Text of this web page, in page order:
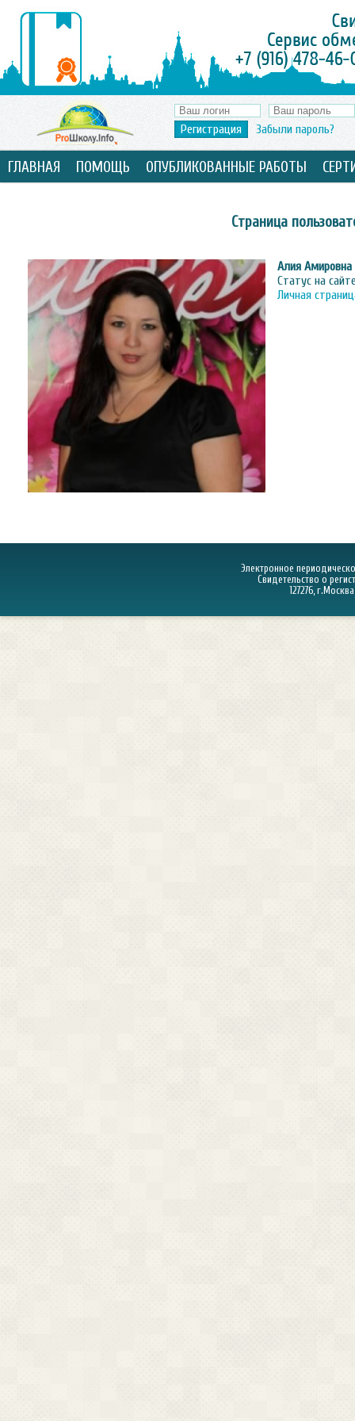
Регистрация Забыли пароль?
ГЛАВНАЯ ПОМОЩЬ ОПУБЛИКОВАННЫЕ РАБОТЫ
Страница
Алия Амировна
Статус на
Личная
Электронное
Свидетельство о
127276,